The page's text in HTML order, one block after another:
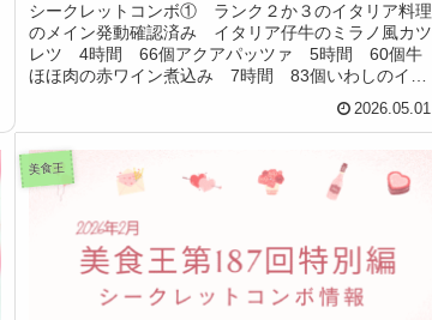
シークレットコンボ① ランク２か３のイタリア料理
のメイン発動確認済み イタリア仔牛のミラノ風カツ
レツ 4時間 66個アクアパッツァ 5時間 60個牛
ほほ肉の赤ワイン煮込み 7時間 83個いわしのイタ
2026.05.01
美食王